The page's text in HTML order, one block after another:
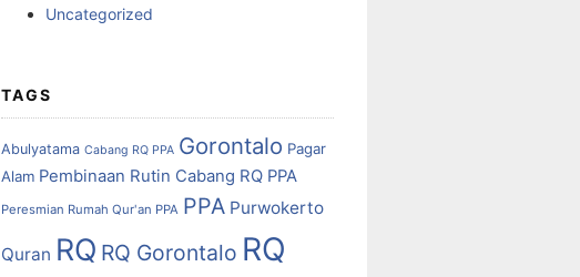
Uncategorized
TAGS
Abulyatama Cabang RQ PPA Gorontalo Pagar
Alam Pembinaan Rutin Cabang RQ PPA
Peresmian Rumah Qur'an PPA PPA Purwokerto
Quran RQ RQ Gorontalo RQ